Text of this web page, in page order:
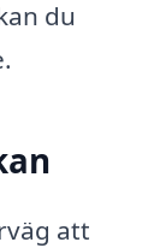
du
att